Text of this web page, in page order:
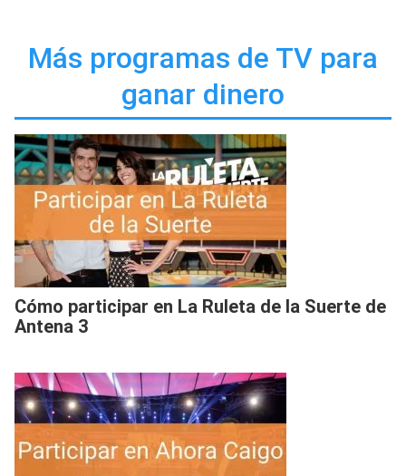
Más programas de TV para
ganar dinero
Cómo participar en La Ruleta de la Suerte de
Antena 3